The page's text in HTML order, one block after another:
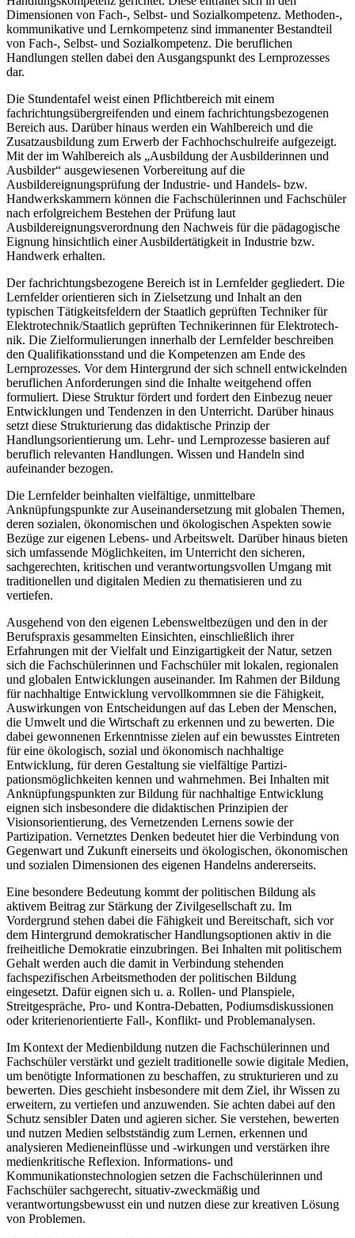
Dimensionen von Fach-, Selbst- und Sozialkompetenz. Methoden-,
kommunikative und Lernkompetenz sind immanenter Bestandteil
von Fach-, Selbst- und Sozialkompetenz. Die beruflichen
Handlungen stellen dabei den Ausgangspunkt des Lernprozesses
dar.
Die Stundentafel weist einen Pflichtbereich mit einem
fachrichtungsübergreifenden und einem fachrichtungsbezogenen
Bereich aus. Darüber hinaus werden ein Wahlbereich und die
Zusatzausbildung zum Erwerb der Fachhochschul­reife aufgezeigt.
Mit der im Wahlbereich als „Ausbildung der Ausbilderinnen und
Ausbilder“ ausgewiesenen Vorbereitung auf die
Ausbildereignungsprüfung der Industrie- und Handels- bzw.
Handwerkskammern können die Fachschülerinnen und Fachschüler
nach erfolgreichem Bestehen der Prüfung laut
Ausbildereignungsver­ordnung den Nachweis für die pädagogische
Eignung hinsichtlich einer Ausbildertätigkeit in Industrie bzw.
Handwerk erhalten.
Der fachrichtungsbezogene Bereich ist in Lernfelder gegliedert. Die
Lernfelder orientieren sich in Zielsetzung und Inhalt an den
typischen Tätigkeits­feldern der Staatlich geprüften Techniker für
Elektrotechnik/Staatlich geprüften Technikerinnen für Elek­tro­tech­
nik. Die Zielformulierungen innerhalb der Lernfelder beschreiben
den Qualifika­tions­stand und die Kompetenzen am Ende des
Lernprozesses. Vor dem Hintergrund der sich schnell entwickelnden
beruflichen Anforderungen sind die Inhalte weitgehend offen
formuliert. Diese Struktur fördert und fordert den Einbezug neuer
Entwicklungen und Tendenzen in den Unterricht. Darüber hinaus
setzt diese Strukturierung das didaktische Prinzip der
Handlungsorientierung um. Lehr- und Lernprozesse basieren auf
beruflich relevanten Handlungen. Wissen und Handeln sind
aufeinander bezogen.
Die Lernfelder beinhalten vielfältige, unmittelbare
Anknüpfungspunkte zur Auseinander­setzung mit globalen Themen,
deren sozialen, ökonomischen und ökologischen Aspekten sowie
Bezüge zur eigenen Lebens- und Arbeitswelt. Darüber hinaus bieten
sich umfassende Möglichkeiten, im Unterricht den sicheren,
sachgerechten, kritischen und verantwortungsvollen Umgang mit
traditionellen und digitalen Medien zu thematisieren und zu
vertiefen.
Ausgehend von den eigenen Lebensweltbezügen und den in der
Berufspraxis gesammel­ten Einsichten, einschließlich ihrer
Erfahrungen mit der Vielfalt und Einzigartigkeit der Natur, setzen
sich die Fachschülerinnen und Fachschüler mit lokalen, regionalen
und globalen Entwicklungen auseinander. Im Rahmen der Bildung
für nachhaltige Entwicklung vervollkommnen sie die Fähigkeit,
Auswirkungen von Entscheidungen auf das Leben der Menschen,
die Umwelt und die Wirtschaft zu erkennen und zu bewerten. Die
dabei gewonnenen Erkenntnisse zielen auf ein bewusstes Eintreten
für eine ökologisch, sozial und ökonomisch nachhaltige
Entwicklung, für deren Gestaltung sie vielfältige Partizi­
pationsmöglichkeiten kennen und wahrnehmen. Bei Inhalten mit
Anknüpfungspunkten zur Bildung für nachhaltige Entwicklung
eignen sich insbesondere die didaktischen Prinzipien der
Visionsorientierung, des Vernetzenden Lernens sowie der
Partizipation. Vernetztes Denken bedeutet hier die Verbindung von
Gegenwart und Zukunft einerseits und ökolo­gischen, ökonomischen
und sozialen Dimensionen des eigenen Handelns andererseits.
Eine besondere Bedeutung kommt der politischen Bildung als
aktivem Beitrag zur Stärkung der Zivilgesellschaft zu. Im
Vordergrund stehen dabei die Fähigkeit und Bereitschaft, sich vor
dem Hintergrund demokratischer Handlungsoptionen aktiv in die
freiheitliche Demokra­tie einzubringen. Bei Inhalten mit politischem
Gehalt werden auch die damit in Verbindung stehenden
fachspezifischen Arbeitsmethoden der politischen Bildung
eingesetzt. Dafür eignen sich u. a. Rollen- und Planspiele,
Streitgespräche, Pro- und Kontra-Debatten, Podiumsdiskussionen
oder kriterienorientierte Fall-, Konflikt- und Problemanalysen.
Im Kontext der Medienbildung nutzen die Fachschülerinnen und
Fachschüler verstärkt und gezielt traditionelle sowie digitale Medien,
um benötigte Informationen zu beschaffen, zu strukturieren und zu
bewerten. Dies geschieht insbesondere mit dem Ziel, ihr Wissen zu
erweitern, zu vertiefen und anzuwenden. Sie achten dabei auf den
Schutz sensibler Daten und agieren sicher. Sie verstehen, bewerten
und nutzen Medien selbstständig zum Lernen, erkennen und
analysieren Medieneinflüsse und -wirkungen und verstärken ihre
medien­kritische Reflexion. Informations- und
Kommunikationstechnologien setzen die Fachschüle­rinnen und
Fachschüler sachgerecht, situativ-zweckmäßig und
verantwortungsbewusst ein und nutzen diese zur kreativen Lösung
von Problemen.